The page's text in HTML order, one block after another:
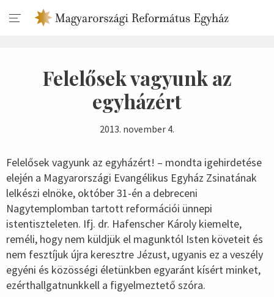
Felelősek vagyunk az
egyházért
2013. november 4.
Felelősek vagyunk az egyházért! – mondta igehirdetése
elején a Magyarországi Evangélikus Egyház Zsinatának
lelkészi elnöke, október 31-én a debreceni
Nagytemplomban tartott reformációi ünnepi
istentiszteleten. Ifj. dr. Hafenscher Károly kiemelte,
reméli, hogy nem küldjük el magunktól Isten követeit és
nem fesztíjuk újra keresztre Jézust, ugyanis ez a veszély
egyéni és közösségi életünkben egyaránt kísért minket,
ezérthallgatnunkkell a figyelmeztető szóra.